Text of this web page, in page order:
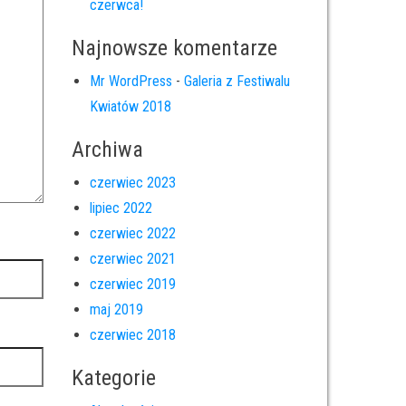
czerwca!
Najnowsze komentarze
Mr WordPress - Galeria z Festiwalu
Kwiatów 2018
Archiwa
czerwiec 2023
lipiec 2022
czerwiec 2022
czerwiec 2021
czerwiec 2019
maj 2019
czerwiec 2018
Kategorie